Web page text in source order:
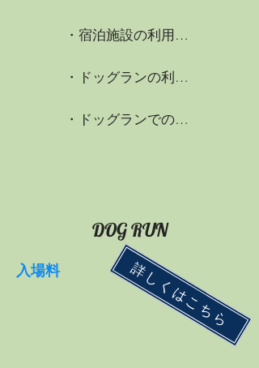
・宿泊施設の利用規約
・ドッグランの利用規約
・ドッグランでのマナー
DOG RUN
詳しくはこちら
​入場料